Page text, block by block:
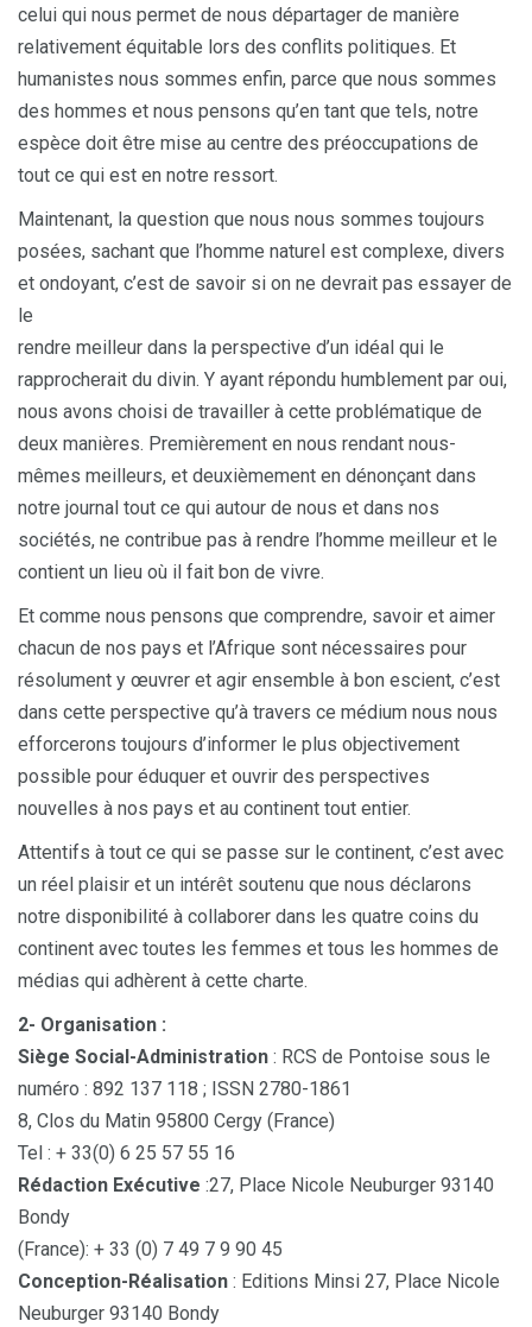
celui qui nous permet de nous départager de manière
relativement équitable lors des conflits politiques. Et
humanistes nous sommes enfin, parce que nous sommes
des hommes et nous pensons qu’en tant que tels, notre
espèce doit être mise au centre des préoccupations de
tout ce qui est en notre ressort.
Maintenant, la question que nous nous sommes toujours
posées, sachant que l’homme naturel est complexe, divers
et ondoyant, c’est de savoir si on ne devrait pas essayer de
le
rendre meilleur dans la perspective d’un idéal qui le
rapprocherait du divin. Y ayant répondu humblement par oui,
nous avons choisi de travailler à cette problématique de
deux manières. Premièrement en nous rendant nous-
mêmes meilleurs, et deuxièmement en dénonçant dans
notre journal tout ce qui autour de nous et dans nos
sociétés, ne contribue pas à rendre l’homme meilleur et le
contient un lieu où il fait bon de vivre.
Et comme nous pensons que comprendre, savoir et aimer
chacun de nos pays et l’Afrique sont nécessaires pour
résolument y œuvrer et agir ensemble à bon escient, c’est
dans cette perspective qu’à travers ce médium nous nous
efforcerons toujours d’informer le plus objectivement
possible pour éduquer et ouvrir des perspectives
nouvelles à nos pays et au continent tout entier.
Attentifs à tout ce qui se passe sur le continent, c’est avec
un réel plaisir et un intérêt soutenu que nous déclarons
notre disponibilité à collaborer dans les quatre coins du
continent avec toutes les femmes et tous les hommes de
médias qui adhèrent à cette charte.
2- Organisation :
Siège Social-Administration : RCS de Pontoise sous le
numéro : 892 137 118 ; ISSN 2780-1861
8, Clos du Matin 95800 Cergy (France)
Tel : + 33(0) 6 25 57 55 16
Rédaction Exécutive :27, Place Nicole Neuburger 93140
Bondy
(France): + 33 (0) 7 49 7 9 90 45
Conception-Réalisation : Editions Minsi 27, Place Nicole
Neuburger 93140 Bondy